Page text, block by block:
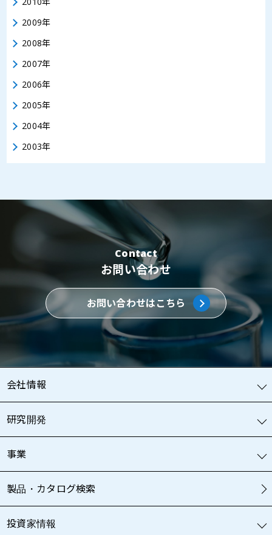
2009年
2008年
2007年
2006年
2005年
2004年
2003年
Contact
お問い合わせ
お問い合わせはこちら
会社情報
研究開発
事業
製品・カタログ検索
投資家情報